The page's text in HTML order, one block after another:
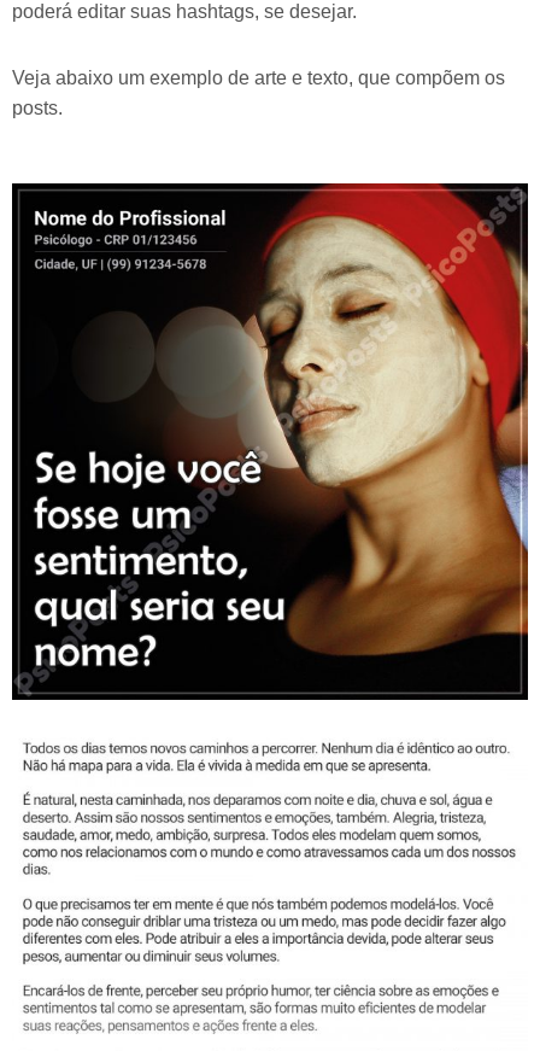
poderá editar suas hashtags, se desejar.
Veja abaixo um exemplo de arte e texto, que compõem os
posts.